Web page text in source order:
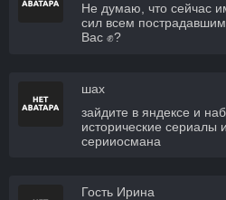
Не думаю, что сейчас
сил всем
Вас ✊?
шах
зайдите в яндексе и
исторические сериалы
серииосмана
Гость Ирина